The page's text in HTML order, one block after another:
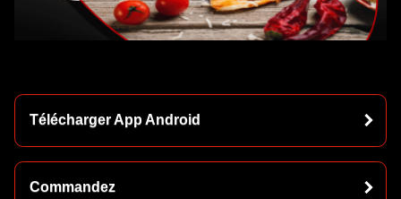
Télécharger App Android
Commandez